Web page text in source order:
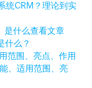
统CRM？理论到实
查看文章
什么？
、适用范围、亮